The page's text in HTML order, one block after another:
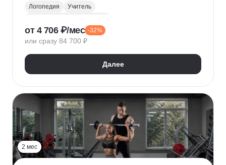
Логопедия
Учитель
от 4 706 ₽/мес -32%
или сразу 84 700 ₽
Далее
2 мес